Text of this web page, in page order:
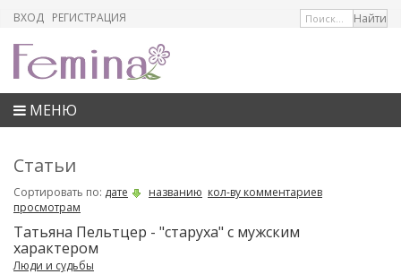
ВХОД РЕГИСТРАЦИЯ
МЕНЮ
Статьи
Сортировать по: дате названию кол-ву комментариев
просмотрам
Татьяна Пельтцер - "старуха" с мужским
характером
Люди и судьбы